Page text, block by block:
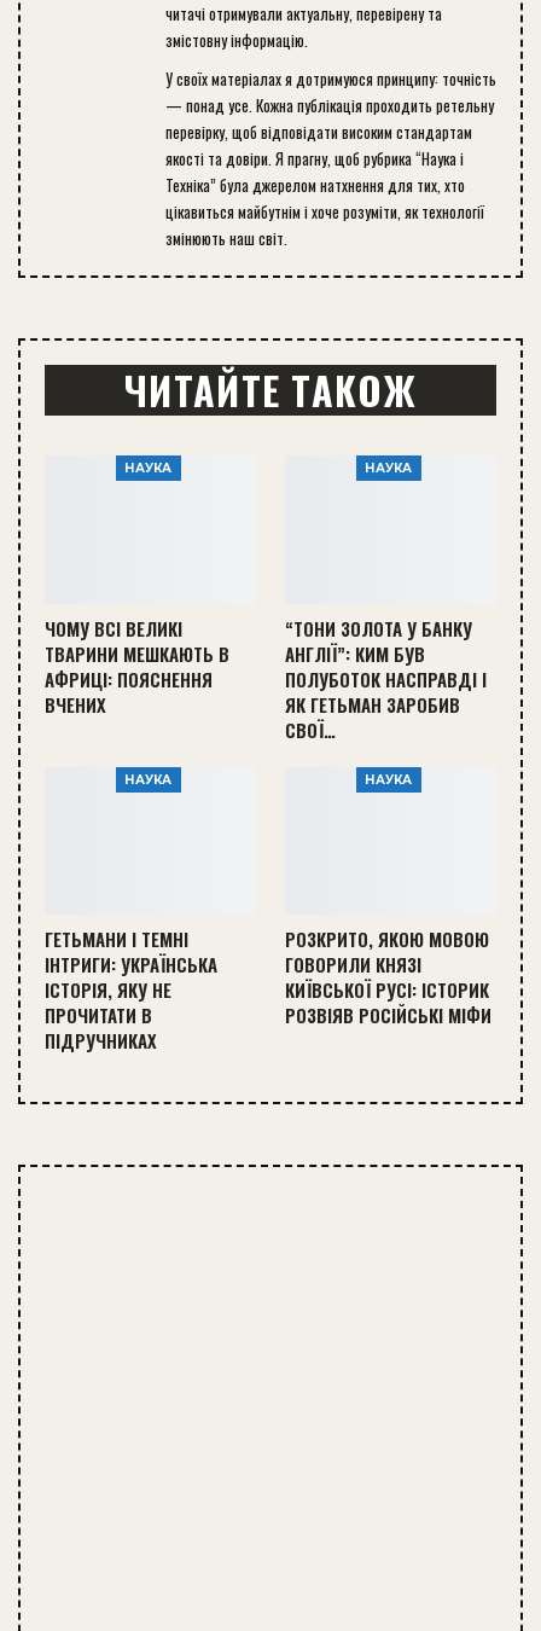
читачі отримували актуальну, перевірену та
змістовну інформацію.
У своїх матеріалах я дотримуюся принципу: точність
— понад усе. Кожна публікація проходить ретельну
перевірку, щоб відповідати високим стандартам
якості та довіри. Я прагну, щоб рубрика “Наука і
Техніка” була джерелом натхнення для тих, хто
цікавиться майбутнім і хоче розуміти, як технології
змінюють наш світ.
ЧИТАЙТЕ ТАКОЖ
НАУКА
ЧОМУ ВСІ ВЕЛИКІ
ТВАРИНИ МЕШКАЮТЬ В
АФРИЦІ: ПОЯСНЕННЯ
ВЧЕНИХ
НАУКА
“ТОНИ ЗОЛОТА У БАНКУ
АНГЛІЇ”: КИМ БУВ
ПОЛУБОТОК НАСПРАВДІ І
ЯК ГЕТЬМАН ЗАРОБИВ
СВОЇ…
НАУКА
ГЕТЬМАНИ І ТЕМНІ
ІНТРИГИ: УКРАЇНСЬКА
ІСТОРІЯ, ЯКУ НЕ
ПРОЧИТАТИ В
ПІДРУЧНИКАХ
НАУКА
РОЗКРИТО, ЯКОЮ МОВОЮ
ГОВОРИЛИ КНЯЗІ
КИЇВСЬКОЇ РУСІ: ІСТОРИК
РОЗВІЯВ РОСІЙСЬКІ МІФИ